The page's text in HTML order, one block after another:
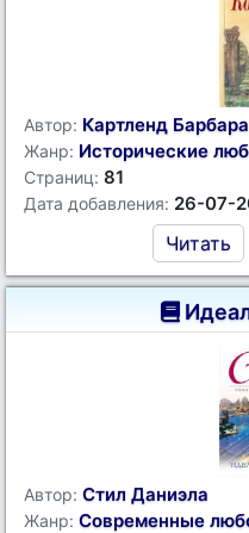
Автор: Картленд Барбара
Жанр: Исторические
Страниц: 81
Дата добавления: 26-07-
Читать
Автор: Стил Даниэла
Жанр: Современные